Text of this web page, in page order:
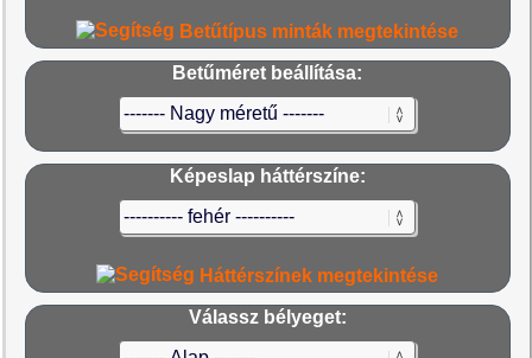
Betűtípus minták megtekintése
Betűméret beállítása:
Képeslap háttérszíne:
Háttérszínek megtekintése
Válassz bélyeget: